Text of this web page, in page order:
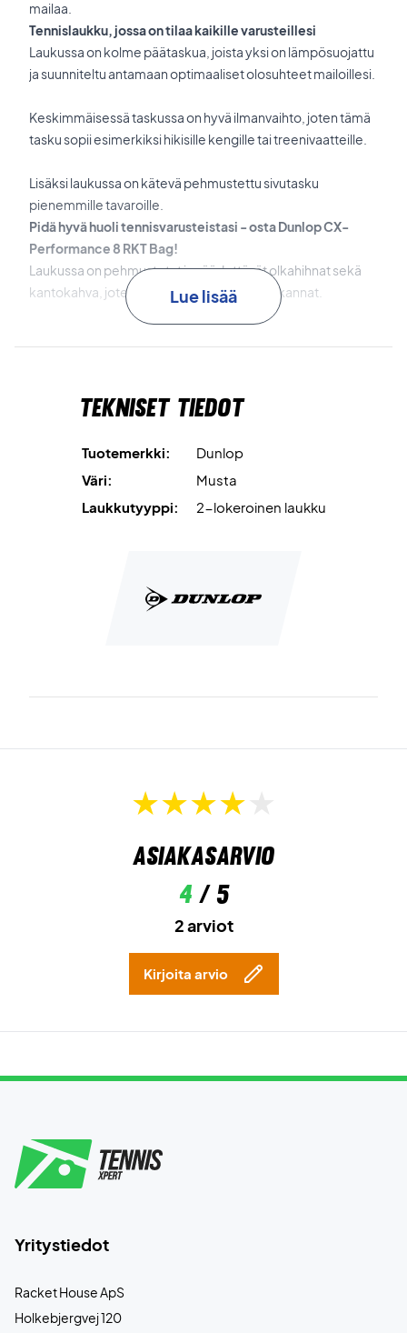
mailaa.
Tennislaukku, jossa on tilaa kaikille varusteillesi
Laukussa on kolme päätaskua, joista yksi on lämpösuojattu
ja suunniteltu antamaan optimaaliset olosuhteet mailoillesi.
Keskimmäisessä taskussa on hyvä ilmanvaihto, joten tämä
tasku sopii esimerkiksi hikisille kengille tai treenivaatteille.
Lisäksi laukussa on kätevä pehmustettu sivutasku
pienemmille tavaroille.
Pidä hyvä huoli tennisvarusteistasi - osta Dunlop CX-
Performance 8 RKT Bag!
Laukussa on pehmustetut ja säädettävät olkahihnat sekä
kantokahva, joten voit valita miten laukkua kannat.
Lue lisää
Tekniset tiedot
Tuotemerkki:
Dunlop
Väri:
Musta
Laukkutyyppi:
2-lokeroinen laukku
Asiakasarvio
4/ 5
2 arviot
Kirjoita arvio
Yritystiedot
Racket House ApS
Holkebjergvej 120